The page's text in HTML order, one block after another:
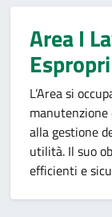
Area I
Espropri
L’Area si
alla gestione
utilità. Il suo
efficienti e